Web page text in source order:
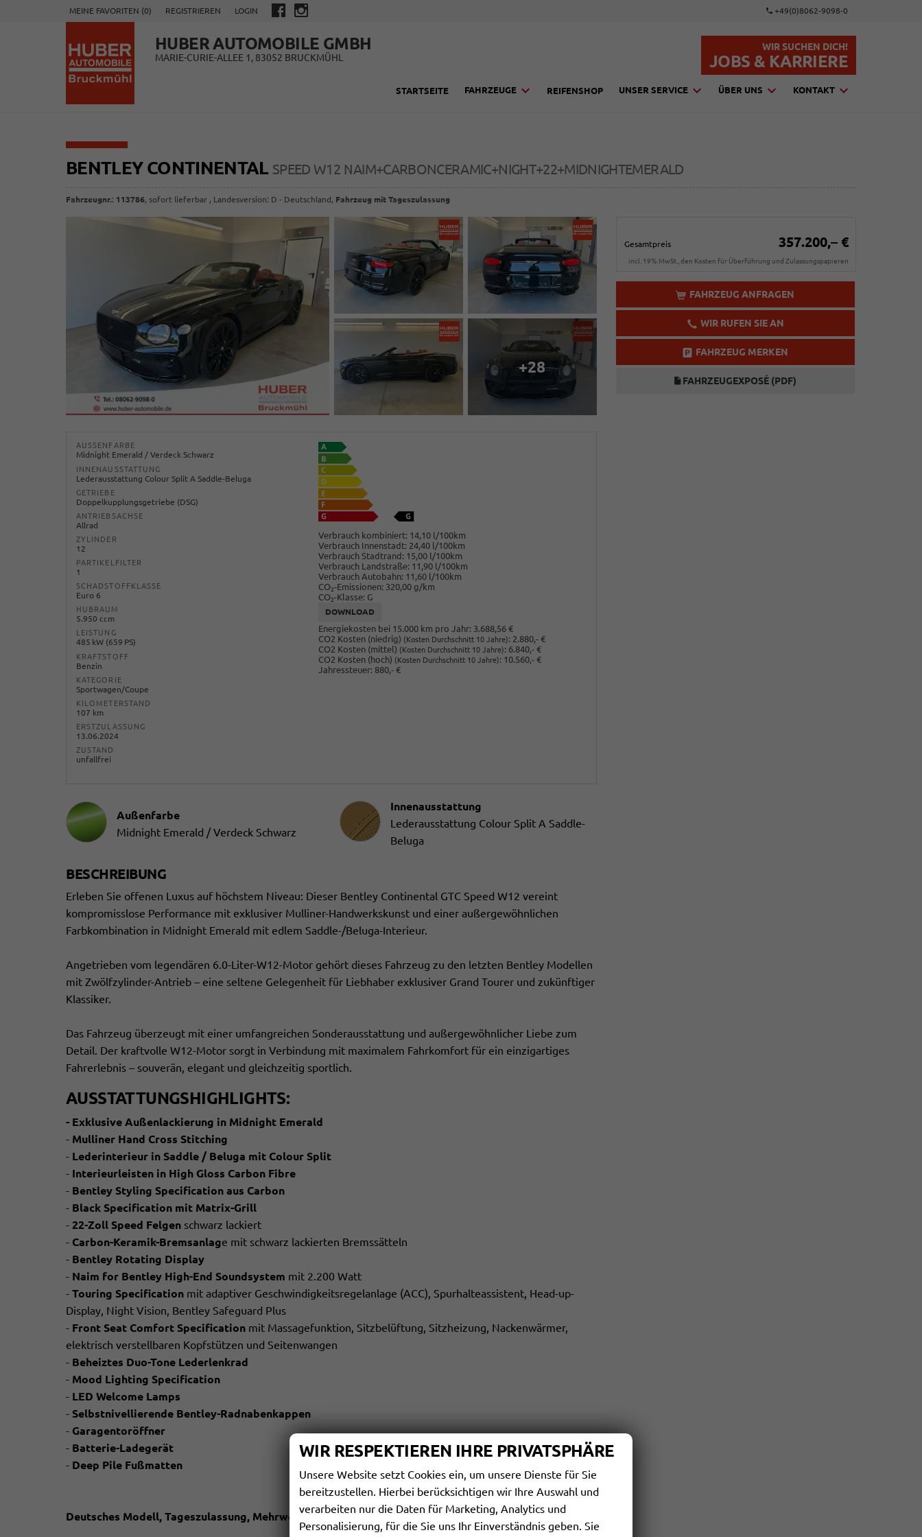
MEINE FAVORITEN (0) REGISTRIEREN LOGIN +49(0)8062-9098-0
HUBER AUTOMOBILE GMBH
MARIE-CURIE-ALLEE 1, 83052 BRUCKMÜHL
WIR SUCHEN DICH!
JOBS & KARRIERE
STARTSEITE FAHRZEUGE REIFENSHOP UNSER SERVICE ÜBER UNS KONTAKT
BENTLEY CONTINENTAL SPEED W12 NAIM+CARBONCERAMIC+NIGHT+22+MIDNIGHTEMERALD
Fahrzeugnr.: 113786, sofort lieferbar , Landesversion: D - Deutschland, Fahrzeug mit Tageszulassung
Gesamtpreis 357.200,– €
incl. 19% MwSt., den Kosten für Überführung und Zulassungspapieren
FAHRZEUG ANFRAGEN
WIR RUFEN SIE AN
FAHRZEUG MERKEN
FAHRZEUGEXPOSÉ (PDF)
+28
AUSSENFARBE
Midnight Emerald / Verdeck Schwarz
INNENAUSSTATTUNG
Lederausstattung Colour Split A Saddle-Beluga
GETRIEBE
Doppelkupplungsgetriebe (DSG)
ANTRIEBSACHSE
Allrad
ZYLINDER
12
PARTIKELFILTER
1
SCHADSTOFFKLASSE
Euro 6
HUBRAUM
5.950 ccm
LEISTUNG
485 kW (659 PS)
KRAFTSTOFF
Benzin
KATEGORIE
Sportwagen/Coupe
KILOMETERSTAND
107 km
ERSTZULASSUNG
13.06.2024
ZUSTAND
unfallfrei
Verbrauch kombiniert: 14,10 l/100km
Verbrauch Innenstadt: 24,40 l/100km
Verbrauch Stadtrand: 15,00 l/100km
Verbrauch Landstraße: 11,90 l/100km
Verbrauch Autobahn: 11,60 l/100km
CO2-Emissionen: 320,00 g/km
CO2-Klasse: G
DOWNLOAD
Energiekosten bei 15.000 km pro Jahr: 3.688,56 €
CO2 Kosten (niedrig) (Kosten Durchschnitt 10 Jahre): 2.880,- €
CO2 Kosten (mittel) (Kosten Durchschnitt 10 Jahre): 6.840,- €
CO2 Kosten (hoch) (Kosten Durchschnitt 10 Jahre): 10.560,- €
Jahressteuer: 880,- €
Außenfarbe
Midnight Emerald / Verdeck Schwarz
InnenausstattungInnenausstattung
Lederausstattung Colour Split A Saddle-
Beluga
BESCHREIBUNG
Erleben Sie offenen Luxus auf höchstem Niveau: Dieser Bentley Continental GTC Speed W12 vereint
kompromisslose Performance mit exklusiver Mulliner-Handwerkskunst und einer außergewöhnlichen
Farbkombination in Midnight Emerald mit edlem Saddle-/Beluga-Interieur.
Angetrieben vom legendären 6.0-Liter-W12-Motor gehört dieses Fahrzeug zu den letzten Bentley Modellen
mit Zwölfzylinder-Antrieb – eine seltene Gelegenheit für Liebhaber exklusiver Grand Tourer und zukünftiger
Klassiker.
Das Fahrzeug überzeugt mit einer umfangreichen Sonderausstattung und außergewöhnlicher Liebe zum
Detail. Der kraftvolle W12-Motor sorgt in Verbindung mit maximalem Fahrkomfort für ein einzigartiges
Fahrerlebnis – souverän, elegant und gleichzeitig sportlich.
AUSSTATTUNGSHIGHLIGHTS:
- Exklusive Außenlackierung in Midnight Emerald
- Mulliner Hand Cross Stitching
- Lederinterieur in Saddle / Beluga mit Colour Split
- Interieurleisten in High Gloss Carbon Fibre
- Bentley Styling Specification aus Carbon
- Black Specification mit Matrix-Grill
- 22-Zoll Speed Felgen schwarz lackiert
- Carbon-Keramik-Bremsanlage mit schwarz lackierten Bremssätteln
- Bentley Rotating Display
- Naim for Bentley High-End Soundsystem mit 2.200 Watt
- Touring Specification mit adaptiver Geschwindigkeitsregelanlage (ACC), Spurhalteassistent, Head-up-
Display, Night Vision, Bentley Safeguard Plus
- Front Seat Comfort Specification mit Massagefunktion, Sitzbelüftung, Sitzheizung, Nackenwärmer,
elektrisch verstellbaren Kopfstützen und Seitenwangen
- Beheiztes Duo-Tone Lederlenkrad
- Mood Lighting Specification
- LED Welcome Lamps
- Selbstnivellierende Bentley-Radnabenkappen
- Garagentoröffner
- Batterie-Ladegerät
- Deep Pile Fußmatten
Deutsches Modell, Tageszulassung, Mehrwertsteuer ausweisbar.
WIR RESPEKTIEREN IHRE PRIVATSPHÄRE
Unsere Website setzt Cookies ein, um unsere Dienste für Sie
bereitzustellen. Hierbei berücksichtigen wir Ihre Auswahl und
verarbeiten nur die Daten für Marketing, Analytics und
Personalisierung, für die Sie uns Ihr Einverständnis geben. Sie